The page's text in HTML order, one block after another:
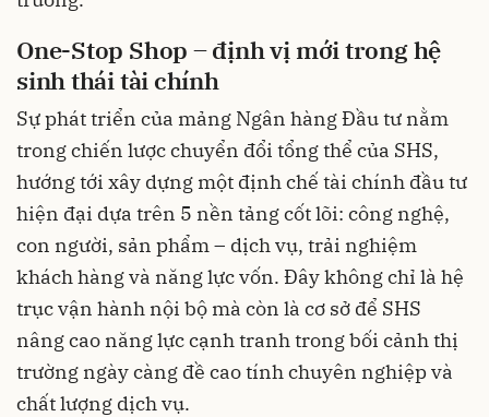
One-Stop Shop – định vị mới trong hệ
sinh thái tài chính
Sự phát triển của mảng Ngân hàng Đầu tư nằm
trong chiến lược chuyển đổi tổng thể của SHS,
hướng tới xây dựng một định chế tài chính đầu tư
hiện đại dựa trên 5 nền tảng cốt lõi: công nghệ,
con người, sản phẩm – dịch vụ, trải nghiệm
khách hàng và năng lực vốn. Đây không chỉ là hệ
trục vận hành nội bộ mà còn là cơ sở để SHS
nâng cao năng lực cạnh tranh trong bối cảnh thị
trường ngày càng đề cao tính chuyên nghiệp và
chất lượng dịch vụ.